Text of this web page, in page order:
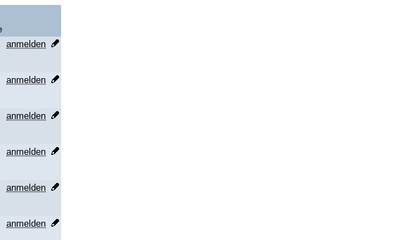
anmelden
anmelden
anmelden
anmelden
anmelden
anmelden